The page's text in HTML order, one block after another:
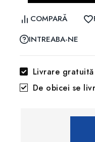
COMPARĂ
INTREABA-NE
Livrare
De obicei se